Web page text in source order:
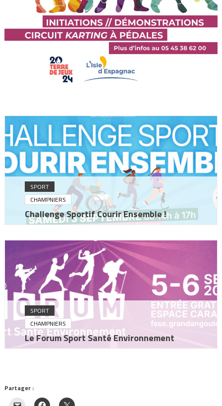
SPORT
CHAMPNIERS
Challenge Sportif Courir Ensemble !
SPORT
CHAMPNIERS
Le Forum Sport Santé Environnement
Partager :